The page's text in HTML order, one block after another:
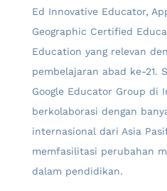
Ed Innovative Educator,
Geographic Certified
Education yang relevan
pembelajaran abad ke-21.
Google Educator Group di
berkolaborasi dengan
internasional dari Asia
memfasilitasi perubahan
dalam pendidikan.